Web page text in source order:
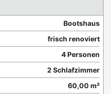
Bootshaus
frisch renoviert
4 Personen
2 Schlafzimmer
60,00 m²